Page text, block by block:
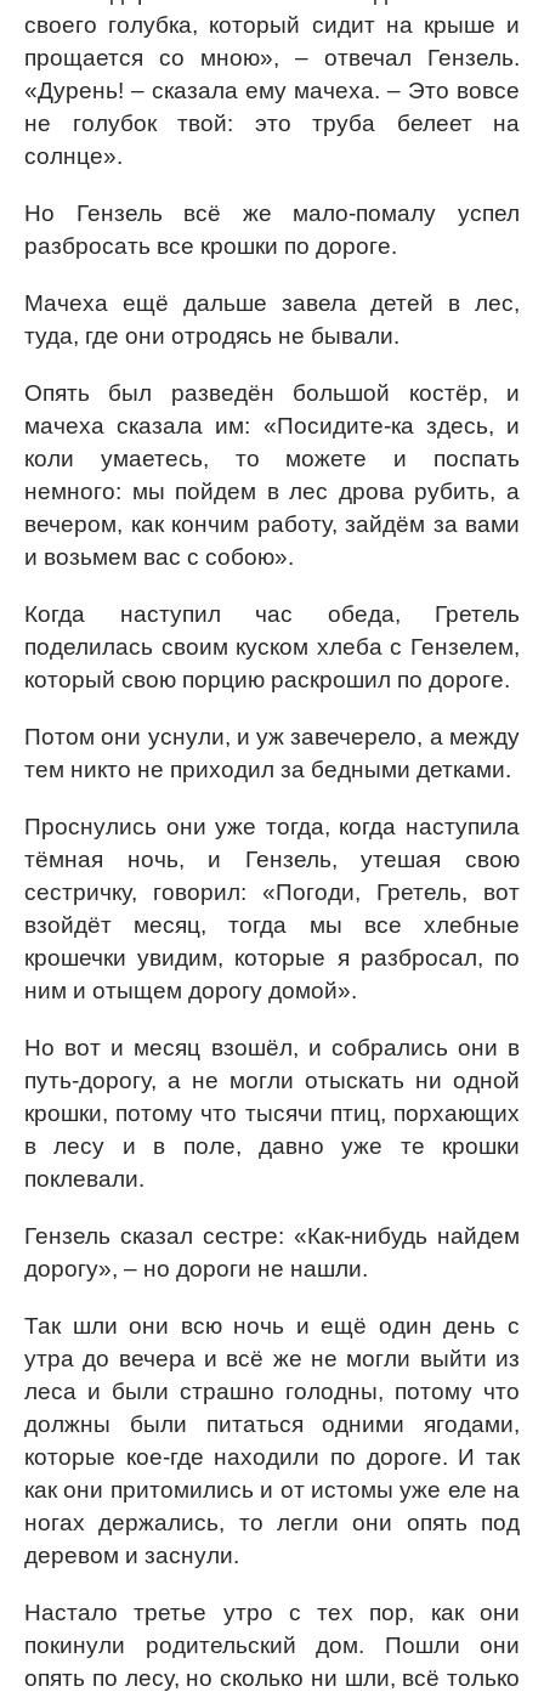
своего голубка, который сидит на крыше и
прощается со мною», – отвечал Гензель.
«Дурень! – сказала ему мачеха. – Это вовсе
не голубок твой: это труба белеет на
солнце».
Но Гензель всё же мало-помалу успел
разбросать все крошки по дороге.
Мачеха ещё дальше завела детей в лес,
туда, где они отродясь не бывали.
Опять был разведён большой костёр, и
мачеха сказала им: «Посидите-ка здесь, и
коли умаетесь, то можете и поспать
немного: мы пойдем в лес дрова рубить, а
вечером, как кончим работу, зайдём за вами
и возьмем вас с собою».
Когда наступил час обеда, Гретель
поделилась своим куском хлеба с Гензелем,
который свою порцию раскрошил по дороге.
Потом они уснули, и уж завечерело, а между
тем никто не приходил за бедными детками.
Проснулись они уже тогда, когда наступила
тёмная ночь, и Гензель, утешая свою
сестричку, говорил: «Погоди, Гретель, вот
взойдёт месяц, тогда мы все хлебные
крошечки увидим, которые я разбросал, по
ним и отыщем дорогу домой».
Но вот и месяц взошёл, и собрались они в
путь-дорогу, а не могли отыскать ни одной
крошки, потому что тысячи птиц, порхающих
в лесу и в поле, давно уже те крошки
поклевали.
Гензель сказал сестре: «Как-нибудь найдем
дорогу», – но дороги не нашли.
Так шли они всю ночь и ещё один день с
утра до вечера и всё же не могли выйти из
леса и были страшно голодны, потому что
должны были питаться одними ягодами,
которые кое-где находили по дороге. И так
как они притомились и от истомы уже еле на
ногах держались, то легли они опять под
деревом и заснули.
Настало третье утро с тех пор, как они
покинули родительский дом. Пошли они
опять по лесу, но сколько ни шли, всё только